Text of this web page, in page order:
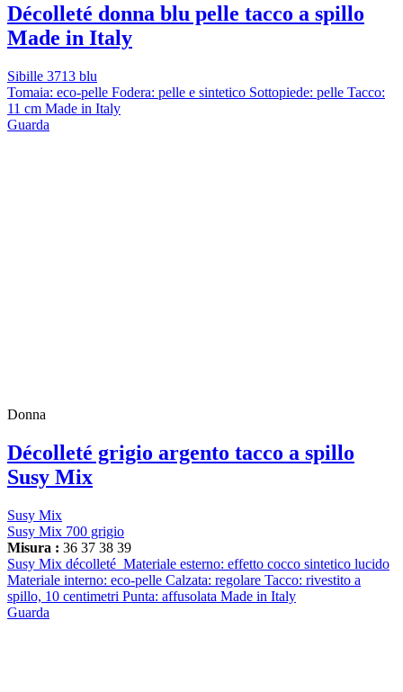
Décolleté donna blu pelle tacco a spillo
Made in Italy
Sibille 3713 blu
Tomaia: eco-pelle Fodera: pelle e sintetico Sottopiede: pelle Tacco:
11 cm Made in Italy
Guarda
Donna
Décolleté grigio argento tacco a spillo
Susy Mix
Susy Mix
Susy Mix 700 grigio
Misura : 36 37 38 39
Susy Mix décolleté Materiale esterno: effetto cocco sintetico lucido
Materiale interno: eco-pelle Calzata: regolare Tacco: rivestito a
spillo, 10 centimetri Punta: affusolata Made in Italy
Guarda